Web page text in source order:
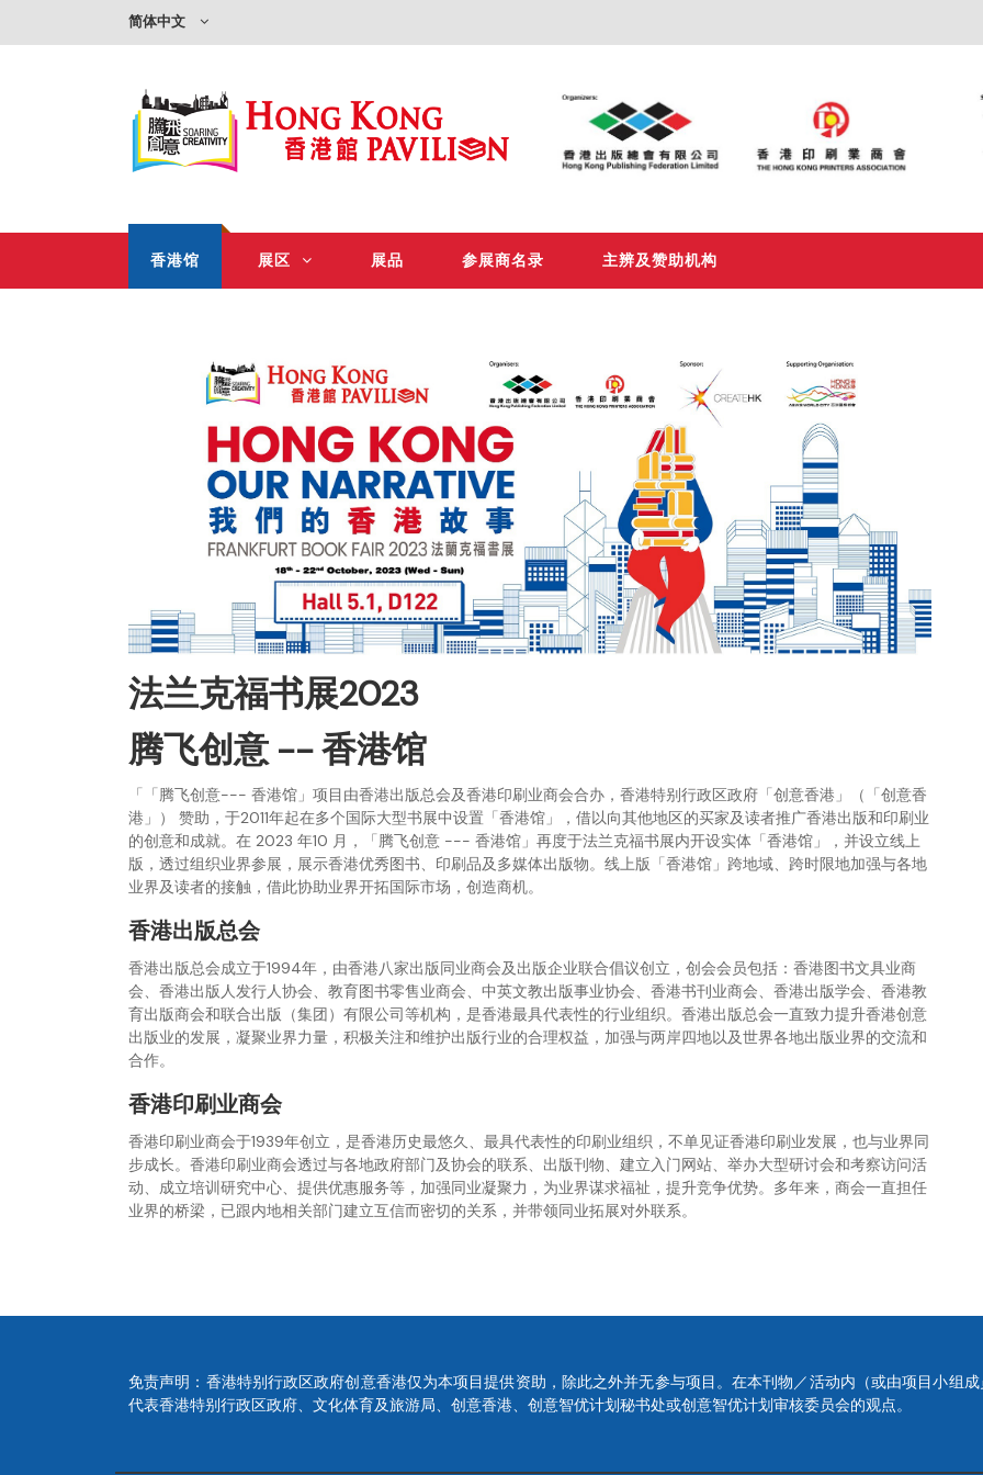
简体中文
香港馆 展区 展品 参展商名录 主辨及赞助机构
法兰克福书展2023
腾飞创意 -- 香港馆
「「腾飞创意--- 香港馆」项目由香港出版总会及香港印刷业商会合办，香港特别行政区政府「创意香港」（「创意香
港」） 赞助，于2011年起在多个国际大型书展中设置「香港馆」，借以向其他地区的买家及读者推广香港出版和印刷业
的创意和成就。在 2023 年10 月，「腾飞创意 --- 香港馆」再度于法兰克福书展内开设实体「香港馆」，并设立线上
版，透过组织业界参展，展示香港优秀图书、印刷品及多媒体出版物。线上版「香港馆」跨地域、跨时限地加强与各地
业界及读者的接触，借此协助业界开拓国际市场，创造商机。
香港出版总会
香港出版总会成立于1994年，由香港八家出版同业商会及出版企业联合倡议创立，创会会员包括：香港图书文具业商
会、香港出版人发行人协会、教育图书零售业商会、中英文教出版事业协会、香港书刊业商会、香港出版学会、香港教
育出版商会和联合出版（集团）有限公司等机构，是香港最具代表性的行业组织。香港出版总会一直致力提升香港创意
出版业的发展，凝聚业界力量，积极关注和维护出版行业的合理权益，加强与两岸四地以及世界各地出版业界的交流和
合作。
香港印刷业商会
香港印刷业商会于1939年创立，是香港历史最悠久、最具代表性的印刷业组织，不单见证香港印刷业发展，也与业界同
步成长。香港印刷业商会透过与各地政府部门及协会的联系、出版刊物、建立入门网站、举办大型研讨会和考察访问活
动、成立培训研究中心、提供优惠服务等，加强同业凝聚力，为业界谋求福祉，提升竞争优势。多年来，商会一直担任
业界的桥梁，已跟内地相关部门建立互信而密切的关系，并带领同业拓展对外联系。
免责声明：香港特别行政区政府创意香港仅为本项目提供资助，除此之外并无参与项目。在本刊物／活动内（或由项目小组
代表香港特别行政区政府、文化体育及旅游局、创意香港、创意智优计划秘书处或创意智优计划审核委员会的观点。